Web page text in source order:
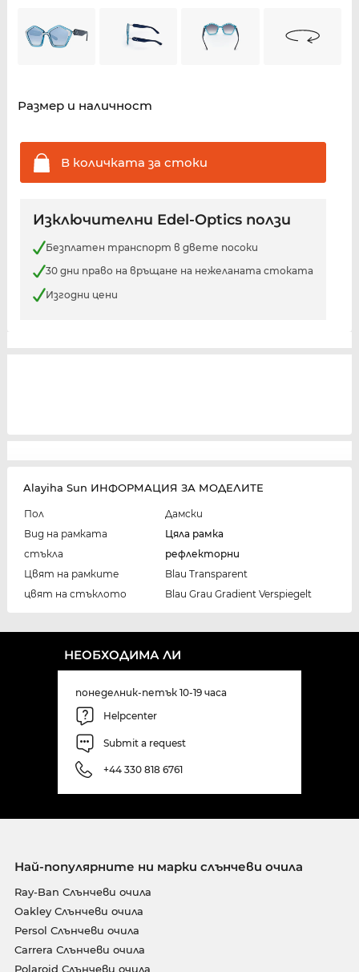
Размер и наличност
В количката за стоки
Изключителни Edel-Optics ползи
Безплатен транспорт в двете посоки
30 дни право на връщане на нежеланата стоката
Изгодни цени
Alayiha Sun ИНФОРМАЦИЯ ЗА МОДЕЛИТЕ
Пол
Дамски
Вид на рамката
Цяла рамка
стъкла
рефлекторни
Цвят на рамките
Blau Transparent
цвят на стъклото
Blau Grau Gradient Verspiegelt
НЕОБХОДИМА ЛИ
понеделник-петък 10-19 часа
Helpcenter
Submit a request
+44 330 818 6761
Най-популярните ни марки слънчеви очила
Ray-Ban Слънчеви очила
Oakley Слънчеви очила
Persol Слънчеви очила
Carrera Слънчеви очила
Polaroid Слънчеви очила